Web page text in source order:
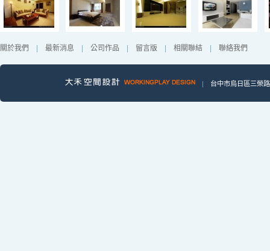
關於我們 最新消息 公司作品 留言版 相關聯結 聯絡我們
| 台中市烏日區三榮